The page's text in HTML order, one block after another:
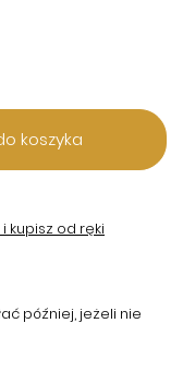
koszyka
kupisz od ręki
później, jeżeli nie